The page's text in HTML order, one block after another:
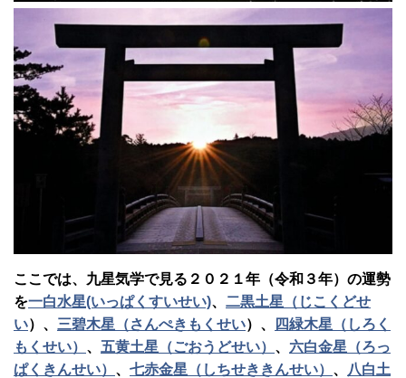
ここでは、九星気学で見る２０２１年（令和３年）の運勢
を一白水星(いっぱくすいせい)、 二黒土星（じこくどせ
い）、 三碧木星（さんぺきもくせい）、
四緑木星（しろく
もくせい） 、 五黄土星（ごおうどせい） 、 六白金星（ろっ
ぱくきんせい） 、 七赤金星（しちせききんせい） 、
八白土